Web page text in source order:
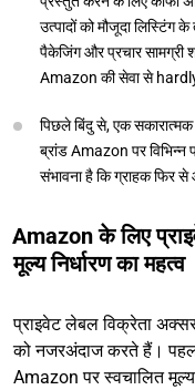
उत्पादों को मौजूदा
पैकेजिंग और प्रचार सामग्री
Amazon की सेवा से hardly
पिछले बिंदु से, एक
ब्रांड Amazon पर विभिन्न
संभावना है कि ग्राहक फिर से
Amazon के लिए
मूल्य निर्धारण का महत्व
प्राइवेट लेबल विक्रेता
को नजरअंदाज करते हैं।
Amazon पर स्वचालित